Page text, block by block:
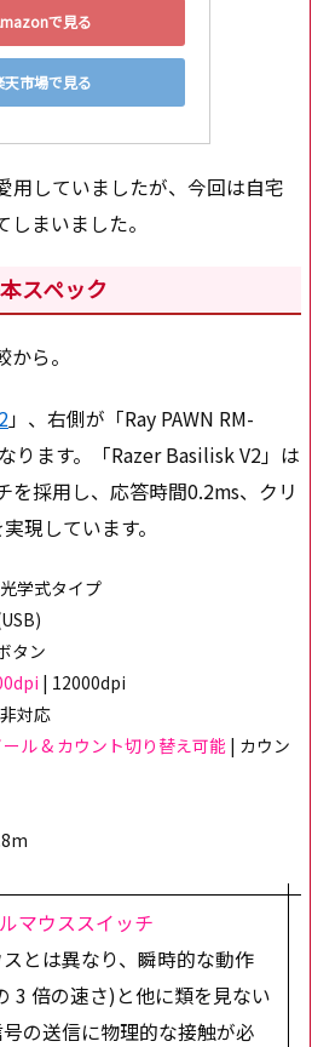
で見る
天市場で見る
用していましたが、今回は自宅
まいました。
スペック
ら。
」、右側が「Ray PAWN RM-
ります。「Razer Basilisk V2」は
を採用し、応答時間0.2ms、クリ
現しています。
学式タイプ
タン
| 12000dpi
対応
ル & カウント切り替え可能 | カウン
マウススイッチ
とは異なり、瞬時的な動作
3 倍の速さ)と他に類を見ない
の送信に物理的な接触が必